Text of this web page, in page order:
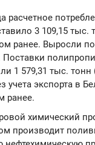
расчетное
3 109,15 тыс.
ранее. Выросли
1 579,31 тыс. тонн
экспорта в
ранее.
химический
производит